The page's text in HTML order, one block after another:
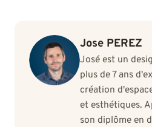
Jose PEREZ
José est un
plus de 7 ans
création
et esthétiques.
son diplôme en